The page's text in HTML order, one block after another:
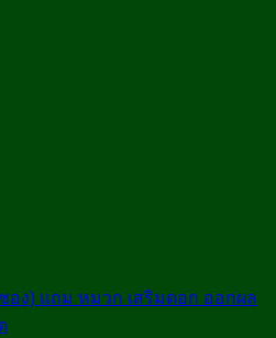
อง) แถม หมวก เสริมดอก ออกผล